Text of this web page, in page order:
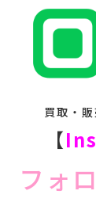
買取・
【
フォ